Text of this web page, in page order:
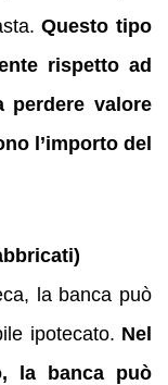
Questo tipo
rispetto ad
valore
l’importo del
la banca può
ipotecato. Nel
la banca può